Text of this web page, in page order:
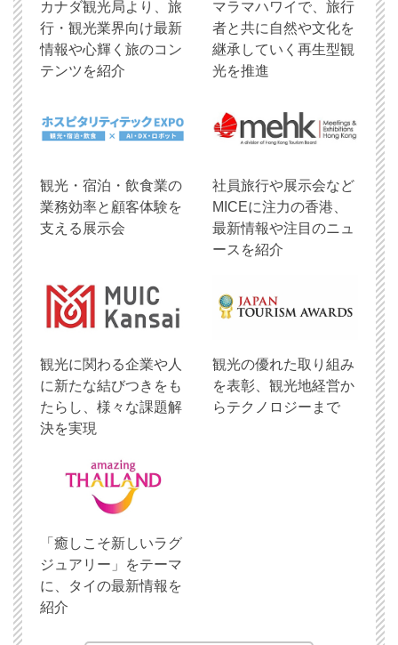
​カナダ観光局より、旅
行・観光業界向け最新
情報や心輝く旅のコン
テンツを紹介
マラマハワイで、旅行
者と共に自然や文化を
継承していく再生型観
光を推進
観光・宿泊・飲食業の
業務効率と顧客体験を
支える展示会
社員旅行や展示会など
MICEに注力の香港、
最新情報や注目のニュ
ースを紹介
観光に関わる企業や人
に新たな結びつきをも
たらし、様々な課題解
決を実現
観光の優れた取り組み
を表彰、観光地経営か
らテクノロジーまで
「癒しこそ新しいラグ
ジュアリー」をテーマ
に、タイの最新情報を
紹介